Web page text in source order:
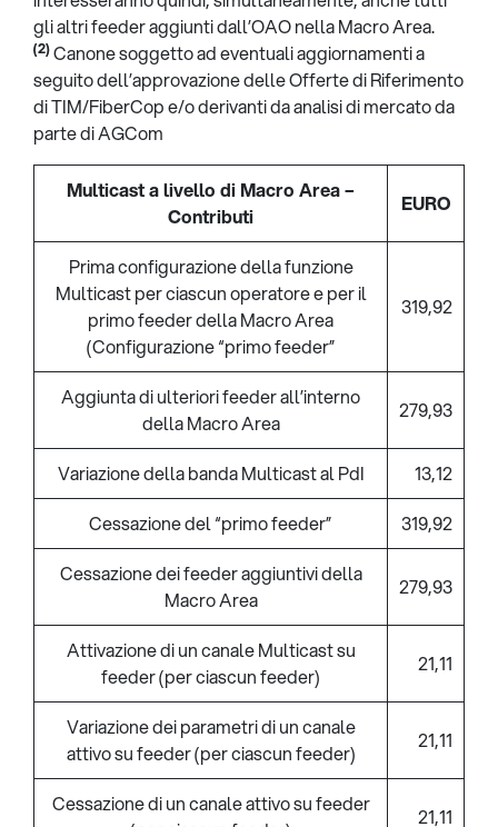
gli altri feeder aggiunti dall’OAO nella Macro Area.
(2)Canone soggetto ad eventuali aggiornamenti a
seguito dell’approvazione delle Offerte di Riferimento
di TIM/FiberCop e/o derivanti da analisi di mercato da
parte di AGCom
Multicast a livello di Macro Area –
Contributi
EURO
Prima configurazione della funzione
Multicast per ciascun operatore e per il
primo feeder della Macro Area
(Configurazione “primo feeder”
319,92
Aggiunta di ulteriori feeder all’interno
della Macro Area
279,93
Variazione della banda Multicast al PdI
13,12
Cessazione del “primo feeder”
319,92
Cessazione dei feeder aggiuntivi della
Macro Area
279,93
Attivazione di un canale Multicast su
feeder (per ciascun feeder)
21,11
Variazione dei parametri di un canale
attivo su feeder (per ciascun feeder)
21,11
Cessazione di un canale attivo su feeder
21,11